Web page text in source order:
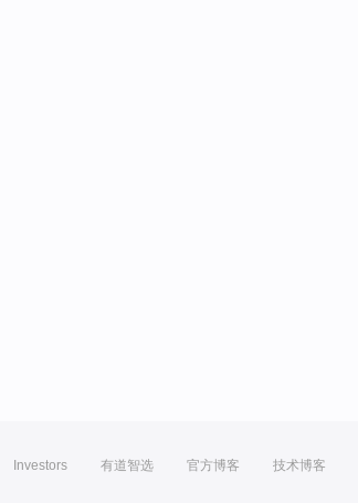
Investors 有道智选 官方博客 技术博客